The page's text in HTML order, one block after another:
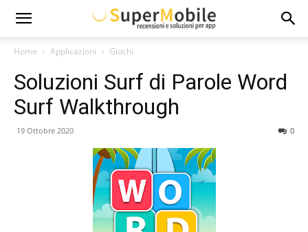
Super
Mobile
Home Applicazioni Giochi
Soluzioni Surf di Parole Word
Surf Walkthrough
19 Ottobre 2020 0